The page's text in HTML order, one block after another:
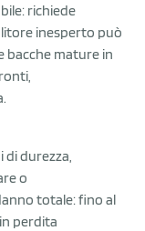
richiede
inesperto può
bacche mature in
durezza,
o
totale: fino al
perdita